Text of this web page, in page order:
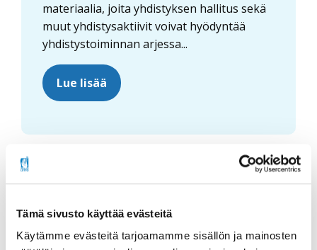
Tämä sivusto käyttää evästeitä
Käytämme evästeitä tarjoamamme sisällön ja mainosten
materiaalia, joita yhdistyksen hallitus sekä
muut yhdistysaktiivit voivat hyödyntää
yhdistystoiminnan arjessa...
Lue lisää